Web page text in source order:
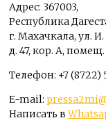
Адрес: 367003,
Республика
г. Махачкала, ул. И.
д. 47, кор. А, помещ.
Телефон: +7 (8722)
E-mail:
Написать в